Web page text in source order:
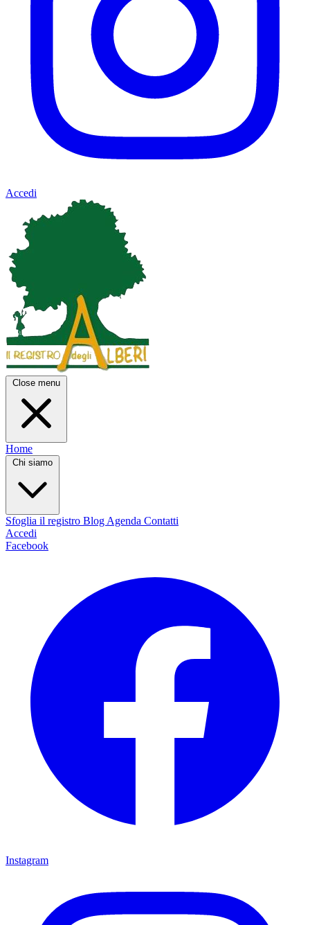
Accedi
Close menu
Home
Chi siamo
Sfoglia il registro Blog Agenda Contatti
Accedi
Facebook
Instagram